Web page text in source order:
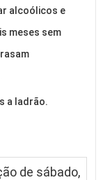
alcoólicos e
meses sem
a ladrão.